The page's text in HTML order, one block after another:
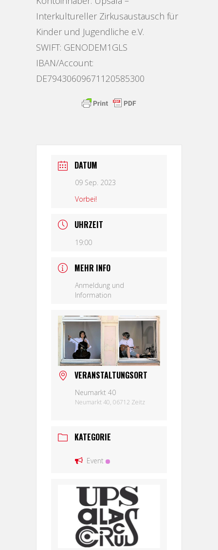
Interkultureller Zirkusaustausch für
Kinder und Jugendliche e.V.
SWIFT: GENODEM1GLS
IBAN/Account:
DE79430609671120585300
DATUM
09 Sep. 2023
Vorbei!
UHRZEIT
19:00
MEHR INFO
Anmeldung und
Information
VERANSTALTUNGSORT
Neumarkt 40
Neumarkt 40, 06712 Zeitz
KATEGORIE
Event